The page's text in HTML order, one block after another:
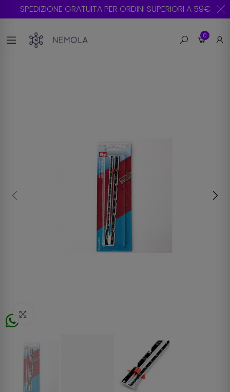
SPEDIZIONE GRATUITA PER ORDINI SUPERIORI A 59€
0